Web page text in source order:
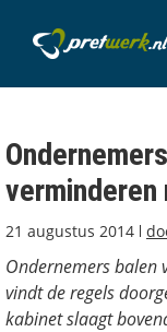
21 augustus 2014
Ondernemers balen
vindt de regels
kabinet slaagt